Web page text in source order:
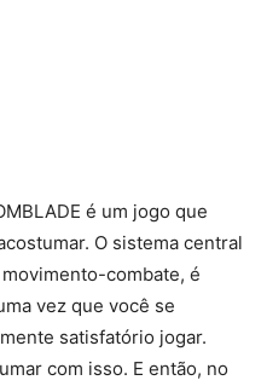
é um jogo que
O sistema central
combate, é
vez que você se
satisfatório jogar.
com isso. E então, no